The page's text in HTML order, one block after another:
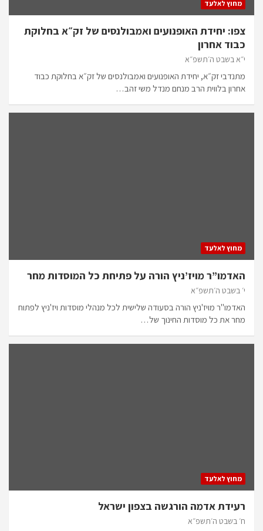
מחוץ לאלעד
צפו: יחידת האופנועים ואמבולנסים של זק״א בחלוקת
כבוד אחרון
י״א בשבט ה׳תשפ״א
מתנדבי זק״א, יחידת האופנועים ואמבולנסים של זק״א בחלוקת כבוד
אחרון בלווית הרב מנחם מנדל משי זהב…
מחוץ לאלעד
האדמו”ר מויז’ניץ הורה על פתיחת כל המוסדות מחר
י׳ בשבט ה׳תשפ״א
האדמו"ר מויז'ניץ הורה בסעודה שלישית לכל מנהלי מוסדות ויז'ניץ לפתוח
מחר את כל מוסדות החינוך של…
מחוץ לאלעד
רעידת אדמה הורגשה בצפון ישראל
ח׳ בשבט ה׳תשפ״א